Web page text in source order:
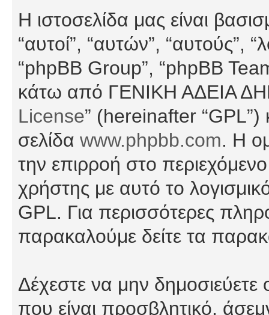
Η ιστοσελίδα μας είναι
“αυτοί”, “αυτών”, “αυτούς”,
“phpBB Group”, “phpBB
κάτω από ΓΕΝΙΚΗ ΑΔΕΙΑ
License” (hereinafter “GPL”)
σελίδα www.phpbb.com. Η
την επιρροή στο
χρήστης με αυτό το
GPL. Για περισσότερες
παρακαλούμε δείτε τα
Δέχεστε να μην
που είναι προσβλητικό,